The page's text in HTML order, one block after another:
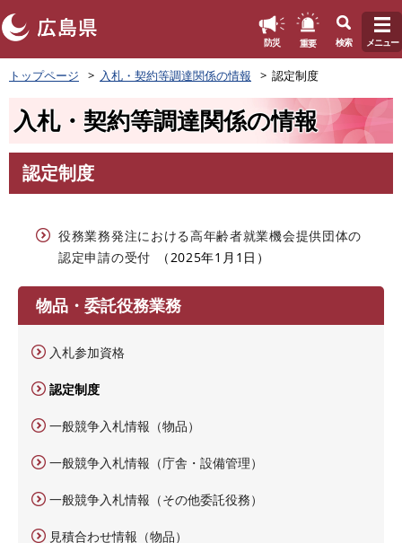
ペ
ー
頭
す
防災 重要 検索 メニュー
トップページ 入札・契約等調達関係の情報 認定制度
入札・契約等調達関係の情報
文
認定制度
役務業務発注における高年齢者就業機会提供団体の
認定申請の受付
2025年1月1日
物品・委託役務業務
入札参加資格
認定制度
一般競争入札情報（物品）
一般競争入札情報（庁舎・設備管理）
一般競争入札情報（その他委託役務）
見積合わせ情報（物品）